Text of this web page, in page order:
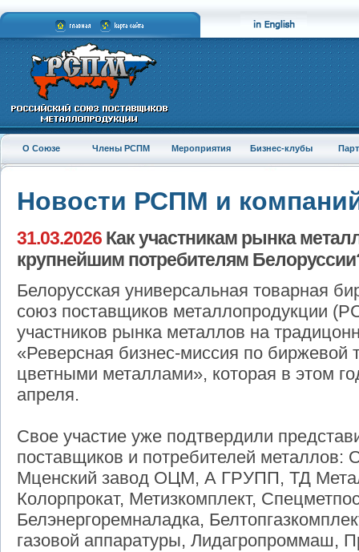
О Союзе Члены РСПМ Мероприятия Бизнес-клубы
Новости РСПМ и
31.03.2026 Как участникам рынка
крупнейшим потребителям
Белорусская универсальная товарная
союз поставщиков металлопродукции
участников рынка металлов на
«Реверсная бизнес-миссия по биржевой
цветными металлами», которая в этом
апреля.
Свое участие уже подтвердили
поставщиков и потребителей
Мценский завод ОЦМ, А ГРУПП, ТД
Колорпрокат, Метизкомплект,
Белэнергоремналадка,
газовой аппаратуры, Лидагропроммаш,